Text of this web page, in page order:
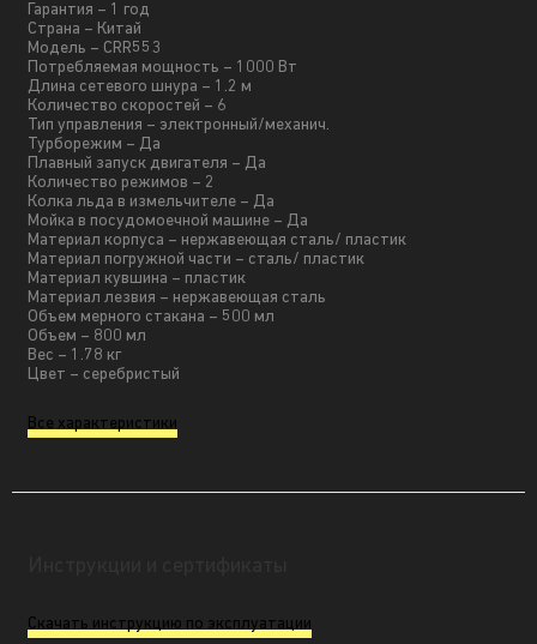
Гарантия – 1 год
Страна – Китай
Модель – CRR553
Потребляемая мощность – 1000 Вт
Длина сетевого шнура – 1.2 м
Количество скоростей – 6
Тип управления – электронный/механич.
Турборежим – Да
Плавный запуск двигателя – Да
Количество режимов – 2
Колка льда в измельчителе – Да
Мойка в посудомоечной машине – Да
Материал корпуса – нержавеющая сталь/ пластик
Материал погружной части – сталь/ пластик
Материал кувшина – пластик
Материал лезвия – нержавеющая сталь
Объем мерного стакана – 500 мл
Объем – 800 мл
Вес – 1.78 кг
Цвет – серебристый
Все характеристики
Скачать инструкцию по эксплуатации